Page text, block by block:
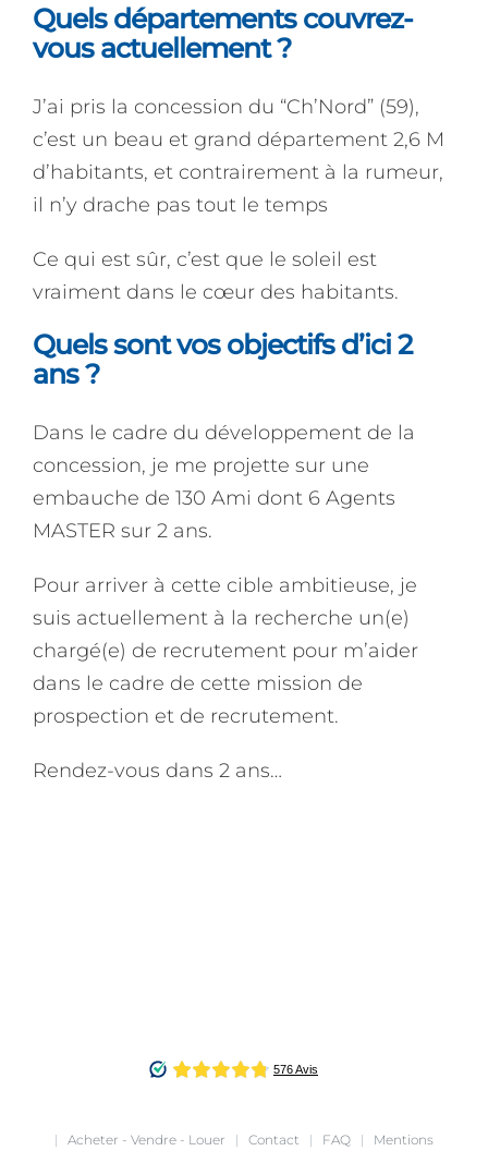
Quels départements couvrez-
vous actuellement ?
J’ai pris la concession du “Ch’Nord” (59),
c’est un beau et grand département 2,6 M
d’habitants, et contrairement à la rumeur,
il n’y drache pas tout le temps
Ce qui est sûr, c’est que le soleil est
vraiment dans le cœur des habitants.
Quels sont vos objectifs d’ici 2
ans ?
Dans le cadre du développement de la
concession, je me projette sur une
embauche de 130 Ami dont 6 Agents
MASTER sur 2 ans.
Pour arriver à cette cible ambitieuse, je
suis actuellement à la recherche un(e)
chargé(e) de recrutement pour m’aider
dans le cadre de cette mission de
prospection et de recrutement.
Rendez-vous dans 2 ans…
| Acheter - Vendre - Louer | Contact | FAQ | Mentions